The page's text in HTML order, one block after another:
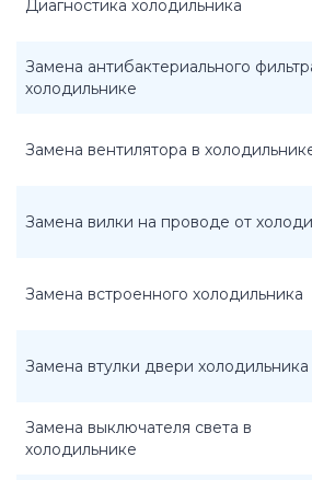
Диагностика холодильника
Замена антибактериального
холодильнике
Замена вентилятора в
Замена вилки на проводе от
Замена встроенного холодильника
Замена втулки двери холодильника
Замена выключателя света в
холодильнике